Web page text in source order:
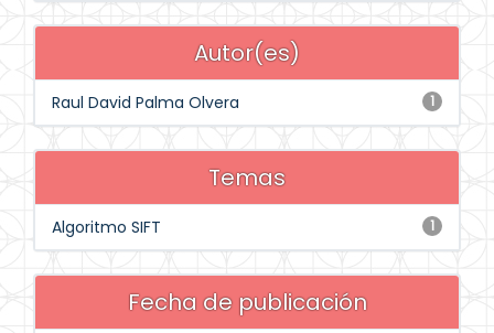
Autor(es)
1
Raul David Palma Olvera
Temas
1
Algoritmo SIFT
Fecha de publicación